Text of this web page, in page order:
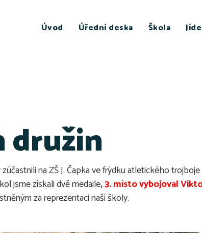
Úvod Úřední deska Škola
družin
na ZŠ J. Čapka ve frýdku atletického
jsme získali dvě medaile,3. místo vybojoval
za reprezentaci naší školy.